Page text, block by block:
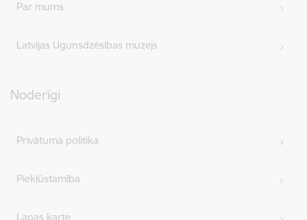
Par mums
Latvijas Ugunsdzēsības muzejs
Noderīgi
Privātuma politika
Piekļūstamība
Lapas karte